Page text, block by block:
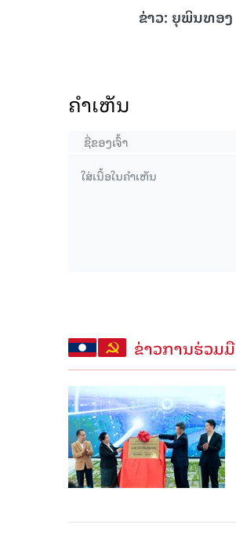
ຂ່າວ: ຍຸພິນທອງ
ຄໍາເຫັນ
ຂ່າວການຮ່ວມມື